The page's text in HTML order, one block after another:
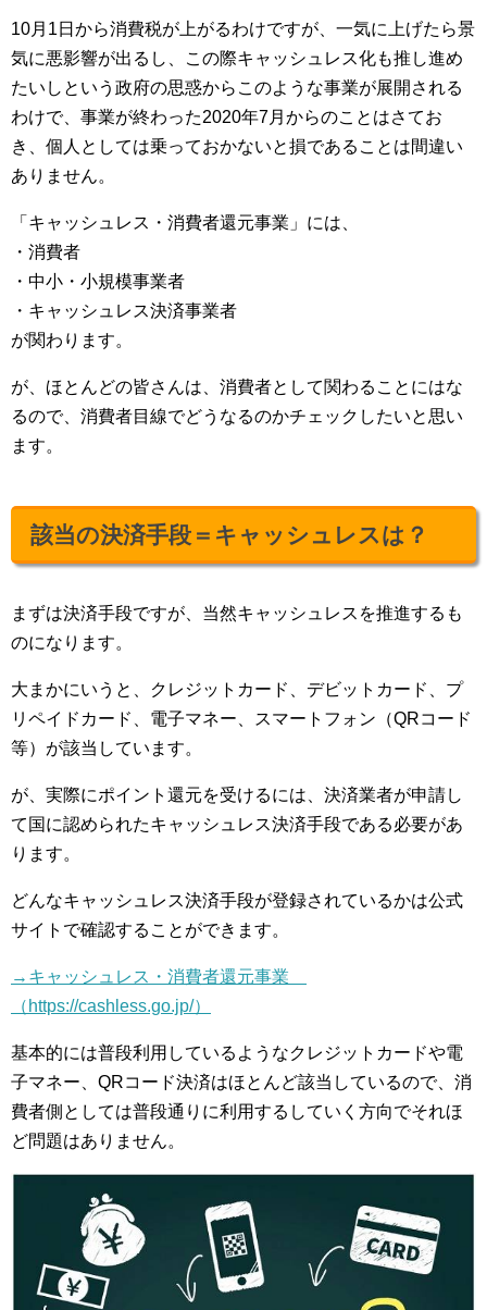
10月1日から消費税が上がるわけですが、一気に上げたら景
気に悪影響が出るし、この際キャッシュレス化も推し進め
たいしという政府の思惑からこのような事業が展開される
わけで、事業が終わった2020年7月からのことはさてお
き、個人としては乗っておかないと損であることは間違い
ありません。
「キャッシュレス・消費者還元事業」には、
・消費者
・中小・小規模事業者
・キャッシュレス決済事業者
が関わります。
が、ほとんどの皆さんは、消費者として関わることにはな
るので、消費者目線でどうなるのかチェックしたいと思い
ます。
該当の決済手段＝キャッシュレスは？
まずは決済手段ですが、当然キャッシュレスを推進するも
のになります。
大まかにいうと、クレジットカード、デビットカード、プ
リペイドカード、電子マネー、スマートフォン（QRコード
等）が該当しています。
が、実際にポイント還元を受けるには、決済業者が申請し
て国に認められたキャッシュレス決済手段である必要があ
ります。
どんなキャッシュレス決済手段が登録されているかは公式
サイトで確認することができます。
→キャッシュレス・消費者還元事業
（https://cashless.go.jp/）
基本的には普段利用しているようなクレジットカードや電
子マネー、QRコード決済はほとんど該当しているので、消
費者側としては普段通りに利用するしていく方向でそれほ
ど問題はありません。